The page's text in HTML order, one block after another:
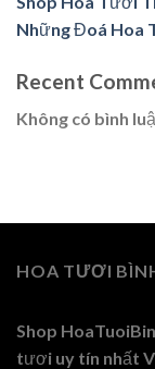
Những Đoá Hoa
Recent
Không có bình
HOA TƯƠI
Shop
tươi uy tín nhất